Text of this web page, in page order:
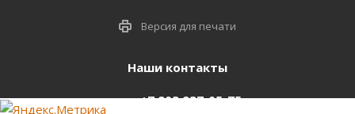
Версия для печати
Наши контакты
+7 903 937-05-75